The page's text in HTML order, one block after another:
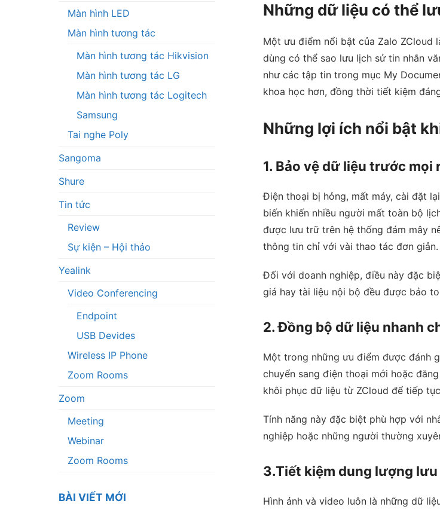
Những dữ liệu có thể
Một ưu điểm nổi bật của Zalo ZCloud
dùng có thể sao lưu lịch sử tin nhắn
như các tập tin trong mục My
khoa học hơn, đồng thời tiết kiệm
Những lợi ích nổi bật
1. Bảo vệ dữ liệu trước mọi
Điện thoại bị hỏng, mất máy, cài đặt
biến khiến nhiều người mất toàn bộ
được lưu trữ trên hệ thống đám mây
thông tin chỉ với vài thao tác đơn giản.
Đối với doanh nghiệp, điều này đặc
giá hay tài liệu nội bộ đều được bảo
2. Đồng bộ dữ liệu nhanh
Một trong những ưu điểm được đánh
chuyển sang điện thoại mới hoặc
khôi phục dữ liệu từ ZCloud để tiếp
Tính năng này đặc biệt phù hợp với
nghiệp hoặc những người thường
3.Tiết kiệm dung lượng
Hình ảnh và video luôn là những dữ
Màn hình LED
Màn hình tương tác
Màn hình tương tác Hikvision
Màn hình tương tác LG
Màn hình tương tác Logitech
Samsung
Tai nghe Poly
Sangoma
Shure
Tin tức
Review
Sự kiện – Hội thảo
Yealink
Video Conferencing
Endpoint
USB Devides
Wireless IP Phone
Zoom Rooms
Zoom
Meeting
Webinar
Zoom Rooms
BÀI VIẾT MỚI